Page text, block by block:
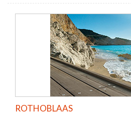
ROTHOBLAAS